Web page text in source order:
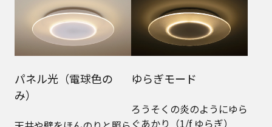
パネル光（電球色の
み）
ゆらぎモード
ろうそくの炎のようにゆら
ぐあかり（1/f ゆらぎ）